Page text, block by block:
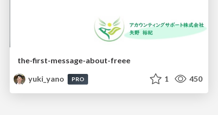
the-first-message-about-freee
yuki_yano
PRO 1 450